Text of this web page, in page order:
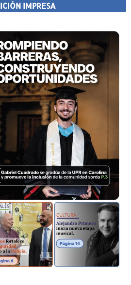
IMPRESA